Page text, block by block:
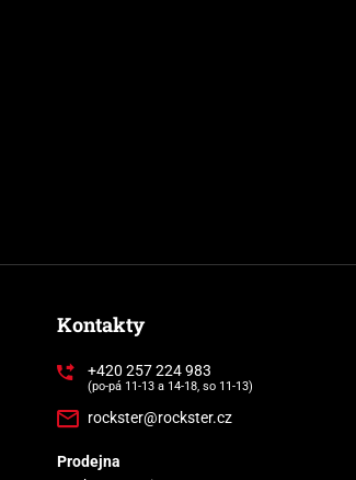
Kontakty
+420 257 224 983
(po-pá 11-13 a 14-18, so 11-13)
rockster@rockster.cz
Prodejna